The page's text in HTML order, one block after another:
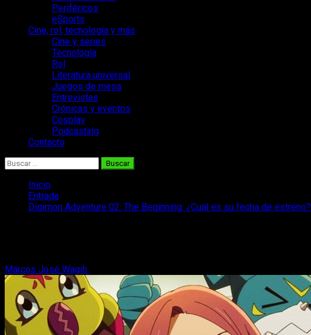
Periféricos
eSports
Cine, rol, tecnología y más
Cine y series
Tecnología
Rol
Literatura universal
Juegos de mesa
Entrevistas
Crónicas y eventos
Cosplay
Podcasting
Contacto
Buscar:
Inicio
Entrada
Digimon Adventure 02: The Beginning: ¿Cuál es su fecha de estreno?
Marcos José Wagih